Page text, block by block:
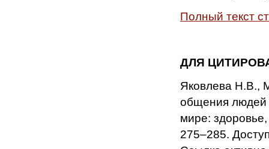
Полный текст
ДЛЯ
Яковлева Н.В.,
общения людей
мире:
275–285.